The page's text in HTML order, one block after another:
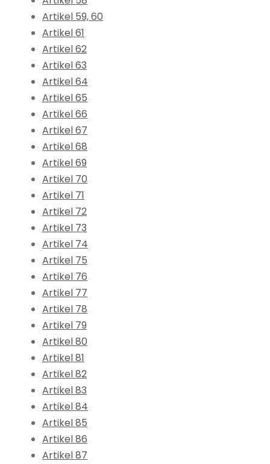
Artikel 59, 60
Artikel 61
Artikel 62
Artikel 63
Artikel 64
Artikel 65
Artikel 66
Artikel 67
Artikel 68
Artikel 69
Artikel 70
Artikel 71
Artikel 72
Artikel 73
Artikel 74
Artikel 75
Artikel 76
Artikel 77
Artikel 78
Artikel 79
Artikel 80
Artikel 81
Artikel 82
Artikel 83
Artikel 84
Artikel 85
Artikel 86
Artikel 87